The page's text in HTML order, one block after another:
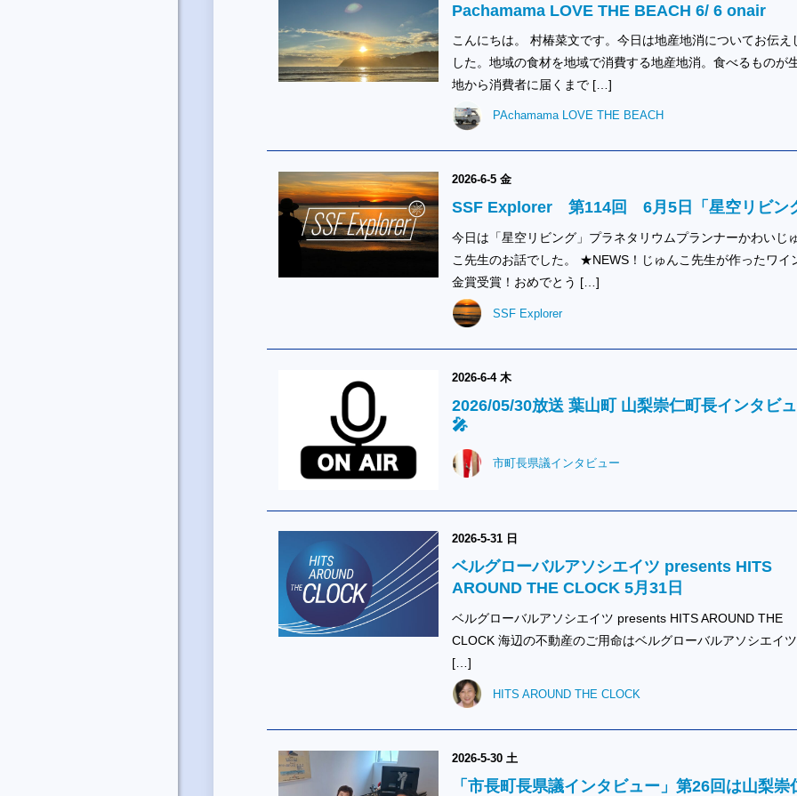
Pachamama LOVE THE BEACH 6/ 6 onair
こんにちは。 村椿菜文です。今日は地産地消についてお伝え
した。地域の食材を地域で消費する地産地消。食べるものが
地から消費者に届くまで […]
PAchamama LOVE THE BEACH
2026-6-5 金
SSF Explorer 第114回 6月5日「星空リビン
今日は「星空リビング」プラネタリウムプランナーかわいじ
こ先生のお話でした。 ★NEWS！じゅんこ先生が作ったワイ
金賞受賞！おめでとう […]
SSF Explorer
2026-6-4 木
2026/05/30放送 葉山町 山梨崇仁町長インタビ
🎤
市町長県議インタビュー
2026-5-31 日
ベルグローバルアソシエイツ presents HITS
AROUND THE CLOCK 5月31日
ベルグローバルアソシエイツ presents HITS AROUND THE
CLOCK 海辺の不動産のご用命はベルグローバルアソシエイツ
[…]
HITS AROUND THE CLOCK
2026-5-30 土
「市長町長県議インタビュー」第26回は山梨崇